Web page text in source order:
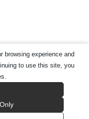
fenntartva.
browsing experience and
to use this site, you